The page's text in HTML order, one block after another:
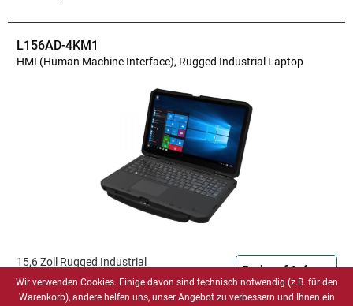
L156AD-4KM1
HMI (Human Machine Interface), Rugged Industrial Laptop
15,6 Zoll Rugged Industrial
Laptop, i7-12700H, Windows 10
IoT Enterprise
Preis auf Anfrage
Wir verwenden Cookies. Einige davon sind technisch notwendig (z.B. für den
Warenkorb), andere helfen uns, unser Angebot zu verbessern und Ihnen ein